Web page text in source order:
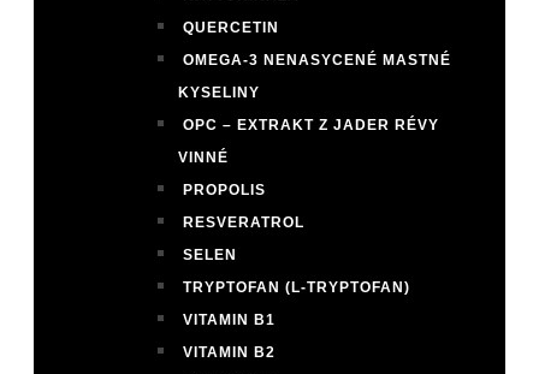
QUERCETIN
OMEGA-3 NENASYCENÉ MASTNÉ
KYSELINY
OPC – EXTRAKT Z JADER RÉVY
VINNÉ
PROPOLIS
RESVERATROL
SELEN
TRYPTOFAN (L-TRYPTOFAN)
VITAMIN B1
VITAMIN B2